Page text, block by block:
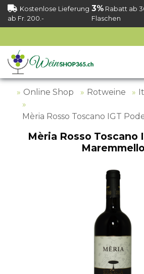
Kostenlose Lieferung
ab Fr. 200.-
3% Rabatt ab
Flaschen
Online Shop Rotweine
Mèria Rosso Toscano IGT
Mèria Rosso Toscano
Maremmello